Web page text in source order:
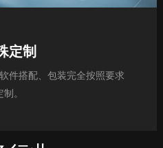
定制
件搭配、包装完全按照要求
制。